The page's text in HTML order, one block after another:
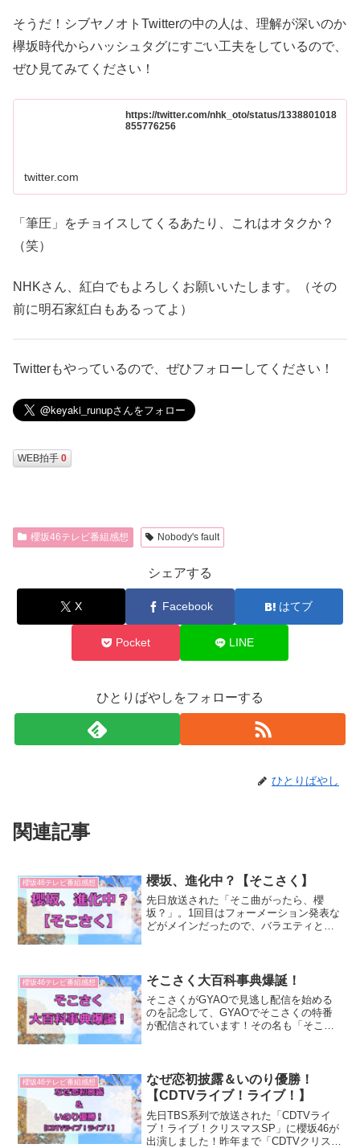
そうだ！シブヤノオトTwitterの中の人は、理解が深いのか
欅坂時代からハッシュタグにすごい工夫をしているので、
ぜひ見てみてください！
https://twitter.com/nhk_oto/status/1338801018
855776256
twitter.com
「筆圧」をチョイスしてくるあたり、これはオタクか？
（笑）
NHKさん、紅白でもよろしくお願いいたします。（その
前に明石家紅白もあるってよ）
Twitterもやっているので、ぜひフォローしてください！
WEB拍手 0
櫻坂46テレビ番組感想 Nobody's fault
シェアする
X Facebook はてブ
Pocket LINE
ひとりばやしをフォローする
ひとりばやし
関連記事
櫻坂46テレビ番組感想 櫻坂、進化中？【そこさく】
先日放送された「そこ曲がったら、櫻
坂？」。1回目はフォーメーション発表な
どがメインだったので、バラエティとし
という感じもあった回で...
櫻坂46テレビ番組感想 そこさく大百科事典爆誕！
そこさくがGYAOで見逃し配信を始める
のを記念して、GYAOでそこさくの特番
が配信されています！その名も「そこさ
りーので盛りだくさん！...
櫻坂46テレビ番組感想
なぜ恋初披露＆いのり優勝！
【CDTVライブ！ライブ！】
先日TBS系列で放送された「CDTVライ
ブ！ライブ！クリスマスSP」に櫻坂46が
出演しました！昨年まで「CDTVクリスマ